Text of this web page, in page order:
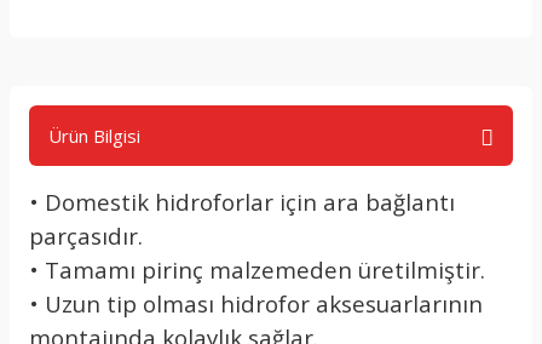
Ürün Bilgisi
• Domestik hidroforlar için ara bağlantı
parçasıdır.
• Tamamı pirinç malzemeden üretilmiştir.
• Uzun tip olması hidrofor aksesuarlarının
montajında kolaylık sağlar.